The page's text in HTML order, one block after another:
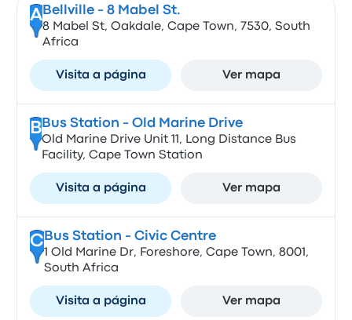
A Bellville - 8 Mabel St.
8 Mabel St, Oakdale, Cape Town, 7530, South
Africa
Visita a página Ver mapa
B Bus Station - Old Marine Drive
Old Marine Drive Unit 11, Long Distance Bus
Facility, Cape Town Station
Visita a página Ver mapa
CBus Station - Civic Centre
1 Old Marine Dr, Foreshore, Cape Town, 8001,
South Africa
Visita a página Ver mapa